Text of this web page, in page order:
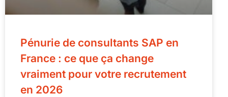
Pénurie de consultants SAP en
France : ce que ça change
vraiment pour votre recrutement
en 2026